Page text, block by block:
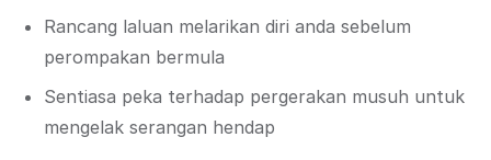
Rancang laluan melarikan diri anda sebelum
perompakan bermula
Sentiasa peka terhadap pergerakan musuh untuk
mengelak serangan hendap